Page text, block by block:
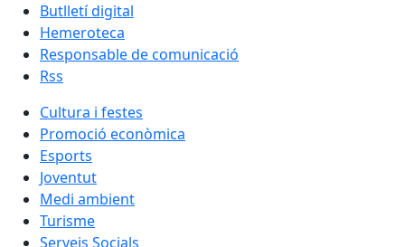
Butlletí digital
Hemeroteca
Responsable de comunicació
Rss
Cultura i festes
Promoció econòmica
Esports
Joventut
Medi ambient
Turisme
Serveis Socials